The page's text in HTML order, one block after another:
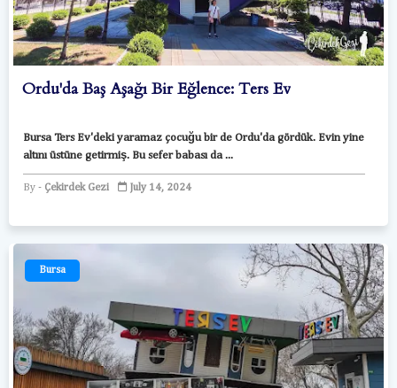
Ordu'da Baş Aşağı Bir Eğlence: Ters Ev
Bursa Ters Ev'deki yaramaz çocuğu bir de Ordu'da gördük. Evin yine
altını üstüne getirmiş. Bu sefer babası da ...
Çekirdek Gezi July 14, 2024
Bursa